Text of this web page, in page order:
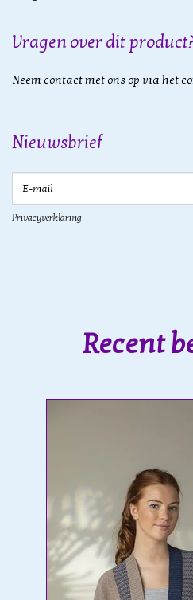
Vragen over dit
Neem contact met ons op via het
Nieuwsbrief
Privacyverklaring
Recent